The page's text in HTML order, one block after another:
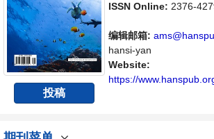
投稿
研人员提供一个传播、
ISSN Online: 2376-
编辑邮箱:
hansi-yan
Website:
https://